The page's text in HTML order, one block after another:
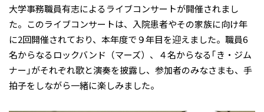
大学事務職員有志によるライブコンサートが開催されまし
た。このライブコンサートは、入院患者やその家族に向け年
に2回開催されており、本年度で９年目を迎えました。職員6
名からなるロックバンド（マーズ）、４名からなる｢き・ジム
ナー｣がそれぞれ歌と演奏を披露し、参加者のみなさまも、手
拍子をしながら一緒に楽しみました。